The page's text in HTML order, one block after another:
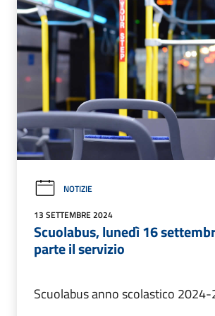
NOTIZIE
13 SETTEMBRE 2024
Scuolabus, lunedì 16
parte il servizio
Scuolabus anno scolastico